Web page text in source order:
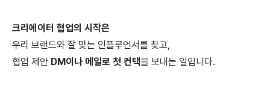
크리에이터 협업의 시작은
우리 브랜드와 잘 맞는 인플루언서를 찾고,
협업 제안 DM이나 메일로 첫 컨택을 보내는 일입니다.